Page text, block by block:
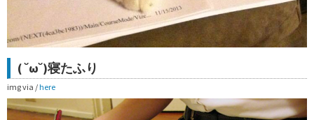
( ˘ω˘)寝たふり
img via / here